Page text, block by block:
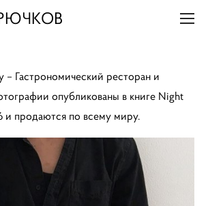
– Гастрономический ресторан и
опубликованы в книге Night
и продаются по всему миру.